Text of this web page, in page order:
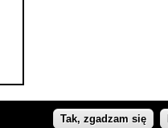
Tak, zgadzam się